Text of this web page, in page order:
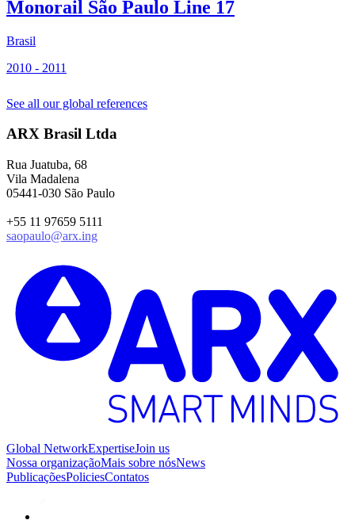
Monorail São Paulo Line 17
Brasil
2010 - 2011
See all our global references
ARX Brasil Ltda
Rua Juatuba, 68
Vila Madalena
05441-030 São Paulo
+55 11 97659 5111
saopaulo@arx.ing
Global NetworkExpertiseJoin us
Nossa organizaçãoMais sobre nósNews
PublicaçõesPoliciesContatos